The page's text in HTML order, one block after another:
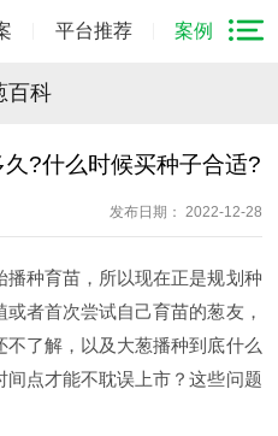
平台推荐 案例
百科
?什么时候买种子合适?
发布日期： 2022-12-28
种育苗，所以现在正是规划种
者首次尝试自己育苗的葱友，
了解，以及大葱播种到底什么
点才能不耽误上市？这些问题